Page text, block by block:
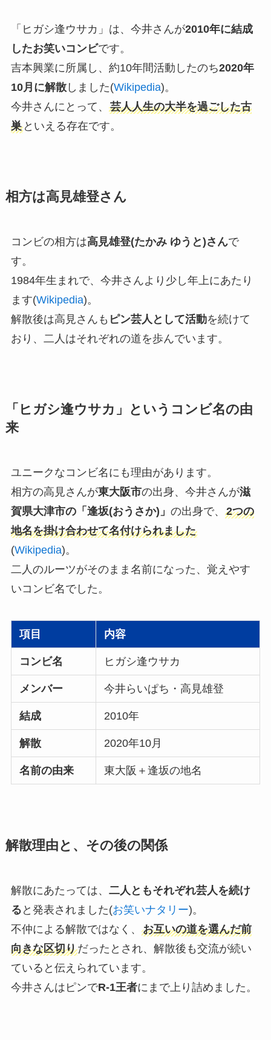
「ヒガシ逢ウサカ」は、今井さんが2010年に結成
したお笑いコンビです。
吉本興業に所属し、約10年間活動したのち2020年
10月に解散しました(Wikipedia)。
今井さんにとって、 芸人人生の大半を過ごした古
巣といえる存在です。
相方は高見雄登さん
コンビの相方は高見雄登(たかみ ゆうと)さんで
す。
1984年生まれで、今井さんより少し年上にあたり
ます(Wikipedia)。
解散後は高見さんも ピン芸人として活動を続けて
おり、二人はそれぞれの道を歩んでいます。
「ヒガシ逢ウサカ」というコンビ名の由
来
ユニークなコンビ名にも理由があります。
相方の高見さんが東大阪市の出身、今井さんが滋
賀県大津市の「逢坂(おうさか)」 の出身で、 2つの
地名を掛け合わせて名付けられました
(Wikipedia)。
二人のルーツがそのまま名前になった、覚えやす
いコンビ名でした。
項目 内容
コンビ名 ヒガシ逢ウサカ
メンバー 今井らいぱち・高見雄登
結成 2010年
解散 2020年10月
名前の由来 東大阪＋逢坂の地名
解散理由と、その後の関係
解散にあたっては、 二人ともそれぞれ芸人を続け
る と発表されました(お笑いナタリー)。
不仲による解散ではなく、 お互いの道を選んだ前
向きな区切りだったとされ、解散後も交流が続い
ていると伝えられています。
今井さんはピンでR-1王者にまで上り詰めました。